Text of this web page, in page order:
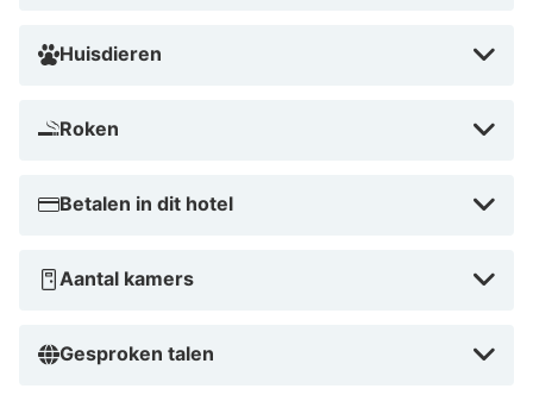
Huisdieren
Roken
Betalen in dit hotel
Aantal kamers
Gesproken talen